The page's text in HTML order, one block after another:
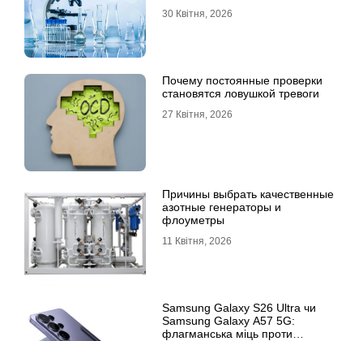
30 Квітня, 2026
Почему постоянные проверки
становятся ловушкой тревоги
27 Квітня, 2026
Причины выбрать качественные
азотные генераторы и
флоуметры
11 Квітня, 2026
Samsung Galaxy S26 Ultra чи
Samsung Galaxy A57 5G:
флагманська міць проти